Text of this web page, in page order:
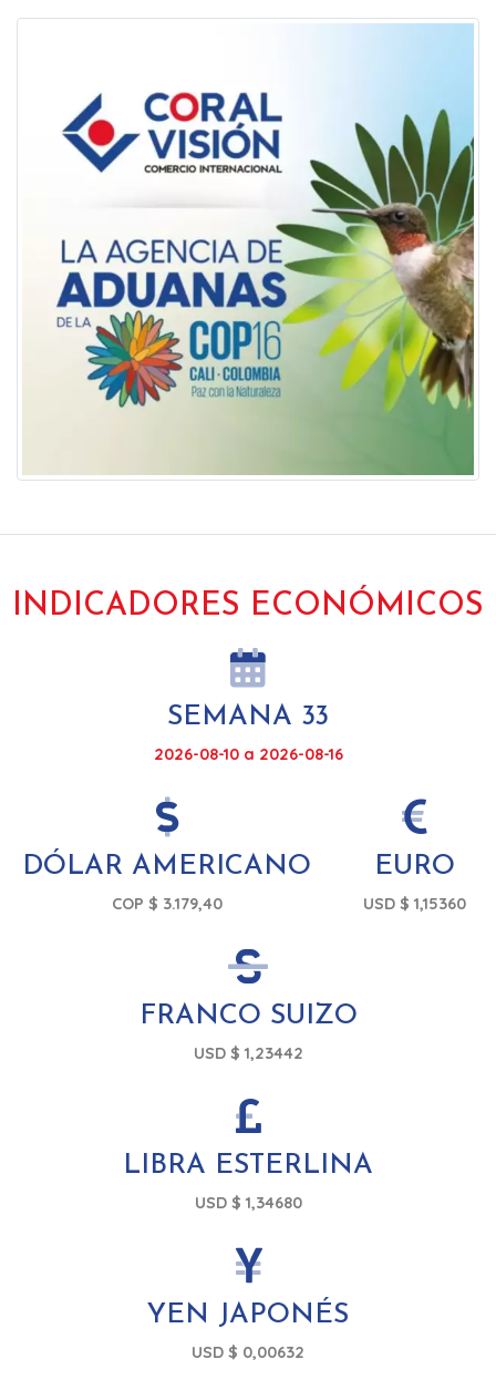
INDICADORES ECONÓMICOS
SEMANA 33
2026-08-10 a 2026-08-16
DÓLAR AMERICANO
COP $ 3.179,40
EURO
USD $ 1,15360
FRANCO SUIZO
USD $ 1,23442
LIBRA ESTERLINA
USD $ 1,34680
YEN JAPONÉS
USD $ 0,00632